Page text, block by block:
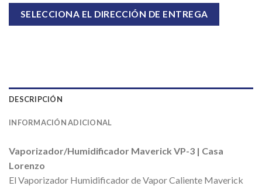
SELECCIONA EL DIRECCIÓN DE ENTREGA
DESCRIPCIÓN
INFORMACIÓN ADICIONAL
Vaporizador/Humidificador Maverick VP-3 | Casa
Lorenzo
El Vaporizador Humidificador de Vapor Caliente Maverick